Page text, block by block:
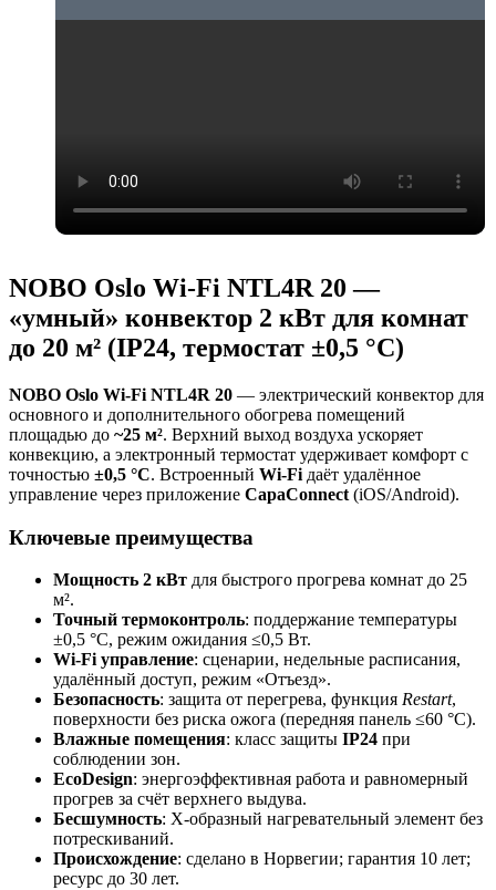
NOBO Oslo Wi-Fi NTL4R 20 —
«умный» конвектор 2 кВт для комнат
до 20 м² (IP24, термостат ±0,5 °C)
NOBO Oslo Wi-Fi NTL4R 20 — электрический конвектор для
основного и дополнительного обогрева помещений
площадью до ~25 м². Верхний выход воздуха ускоряет
конвекцию, а электронный термостат удерживает комфорт с
точностью ±0,5 °C. Встроенный Wi-Fi даёт удалённое
управление через приложение CapaConnect (iOS/Android).
Ключевые преимущества
Мощность 2 кВт для быстрого прогрева комнат до 25
м².
Точный термоконтроль: поддержание температуры
±0,5 °C, режим ожидания ≤0,5 Вт.
Wi-Fi управление: сценарии, недельные расписания,
удалённый доступ, режим «Отъезд».
Безопасность: защита от перегрева, функция Restart,
поверхности без риска ожога (передняя панель ≤60 °C).
Влажные помещения: класс защиты IP24 при
соблюдении зон.
EcoDesign: энергоэффективная работа и равномерный
прогрев за счёт верхнего выдува.
Бесшумность: X-образный нагревательный элемент без
потрескиваний.
Происхождение: сделано в Норвегии; гарантия 10 лет;
ресурс до 30 лет.